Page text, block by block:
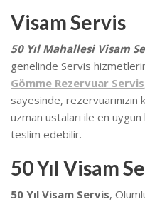
Visam Servis
50 Yıl Mahallesi Visam
genelinde Servis
Gömme Rezervuar Servis
sayesinde, rezervuarınızın
uzman ustaları ile en
teslim edebilir.
50 Yıl Visam
50 Yıl Visam Servis,